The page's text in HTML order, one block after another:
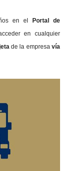
en el
Portal de
en cualquier
de la empresavía